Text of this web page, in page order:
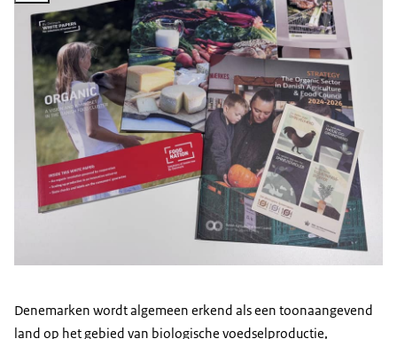
Denemarken wordt algemeen erkend als een toonaangevend
land op het gebied van biologische voedselproductie,